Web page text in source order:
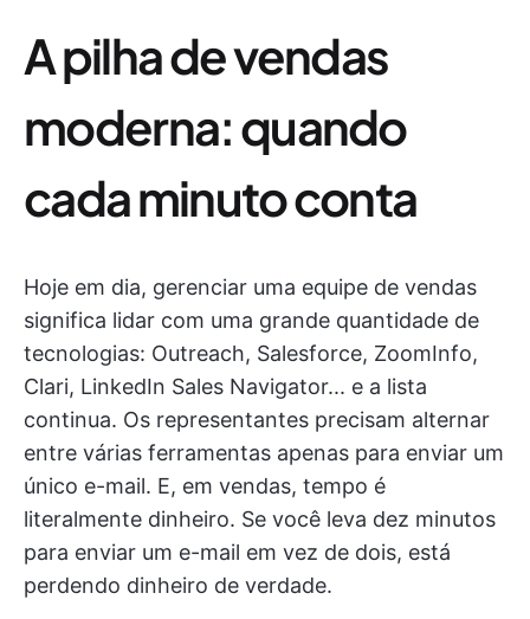
A pilha de vendas
moderna: quando
cada minuto conta
Hoje em dia, gerenciar uma equipe de vendas
significa lidar com uma grande quantidade de
tecnologias: Outreach, Salesforce, ZoomInfo,
Clari, LinkedIn Sales Navigator... e a lista
continua. Os representantes precisam alternar
entre várias ferramentas apenas para enviar um
único e-mail. E, em vendas, tempo é
literalmente dinheiro. Se você leva dez minutos
para enviar um e-mail em vez de dois, está
perdendo dinheiro de verdade.